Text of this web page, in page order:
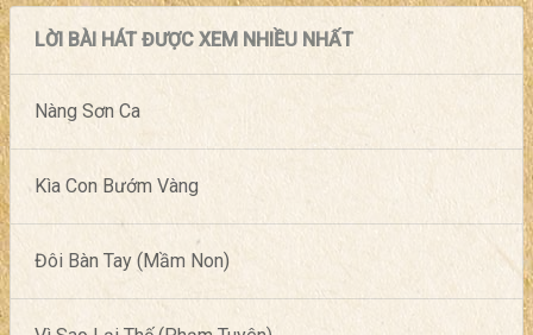
LỜI BÀI HÁT ĐƯỢC XEM NHIỀU NHẤT
Nàng Sơn Ca
Kìa Con Bướm Vàng
Đôi Bàn Tay (Mầm Non)